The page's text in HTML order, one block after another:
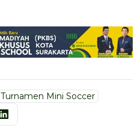
Turnamen Mini Soccer